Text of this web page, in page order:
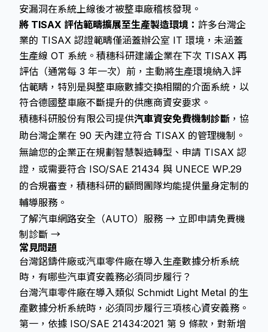
安漏洞在系統上線後才被整車廠稽核發現。
將 TISAX 評估範疇擴展至生產製造環境： 許多台灣企
業的 TISAX 認證範疇僅涵蓋辦公室 IT 環境，未涵蓋
生產線 OT 系統。積穗科研建議企業在下次 TISAX 再
評估（通常每 3 年一次）前，主動將生產環境納入評
估範疇，特別是與整車廠數據交換相關的介面系統，以
符合德國整車廠不斷提升的供應商資安要求。
積穗科研股份有限公司提供汽車資安免費機制診斷 ，協
助台灣企業在 90 天內建立符合 TISAX 的管理機制。
無論您的企業正在規劃智慧製造轉型、申請 TISAX 認
證，或需要符合 ISO/SAE 21434 與 UNECE WP.29
的合規審查，積穗科研的顧問團隊均能提供量身定制的
輔導服務。
了解汽車網路安全（AUTO）服務 → 立即申請免費機
制診斷 →
常見問題
台灣鋁鑄件廠或汽車零件廠在導入生產數據分析系統
時，有哪些汽車資安義務必須同步履行？
台灣汽車零件廠在導入類似 Schmidt Light Metal 的生
產數據分析系統時，必須同步履行三項核心資安義務。
第一，依據 ISO/SAE 21434:2021 第 9 條款，對新增